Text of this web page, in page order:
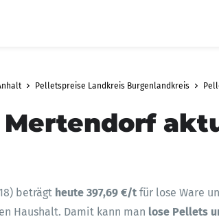
Pelletspreise Landkreis Burgenlandkreis
beträgt heute 397,69 €/t für lose Ware
Haushalt. Damit kann man lose Pellets